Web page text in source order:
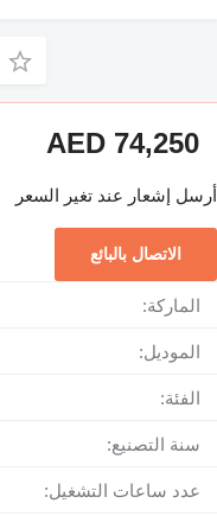
AED 74,250
أرسل إشعار عند تغير السعر
الاتصال بالبائع
الماركة:
الموديل:
الفئة:
سنة التصنيع:
عدد ساعات التشغيل: